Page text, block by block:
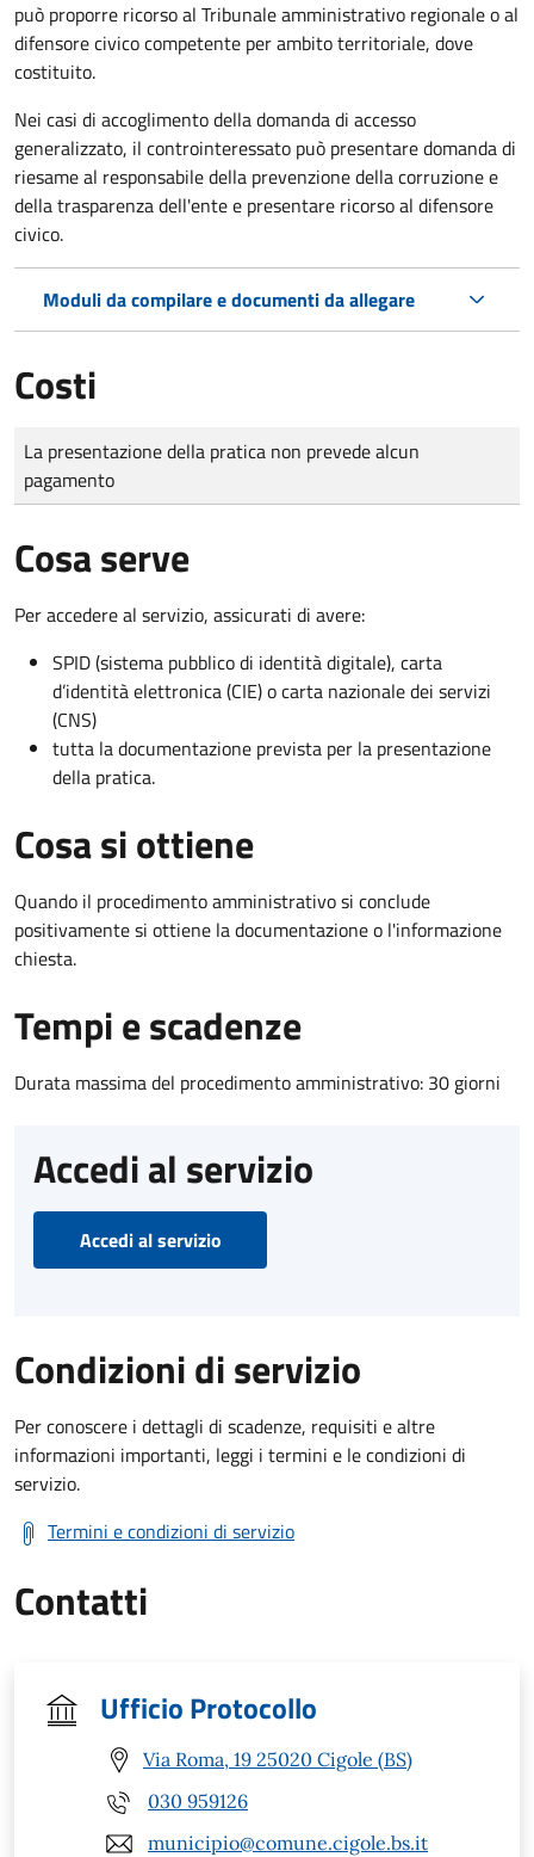
può proporre ricorso al Tribunale amministrativo regionale o al
difensore civico competente per ambito territoriale, dove
costituito.
Nei casi di accoglimento della domanda di accesso
generalizzato, il controinteressato può presentare domanda di
riesame al responsabile della prevenzione della corruzione e
della trasparenza dell'ente e presentare ricorso al difensore
civico.
Moduli da compilare e documenti da allegare
Costi
Tipo di pagamento
Importo
La presentazione della pratica non prevede alcun
pagamento
Cosa serve
Per accedere al servizio, assicurati di avere:
SPID (sistema pubblico di identità digitale), carta
d’identità elettronica (CIE) o carta nazionale dei servizi
(CNS)
tutta la documentazione prevista per la presentazione
della pratica.
Cosa si ottiene
Quando il procedimento amministrativo si conclude
positivamente si ottiene la documentazione o l'informazione
chiesta.
Tempi e scadenze
Durata massima del procedimento amministrativo: 30 giorni
Accedi al servizio
Accedi al servizio
Condizioni di servizio
Per conoscere i dettagli di scadenze, requisiti e altre
informazioni importanti, leggi i termini e le condizioni di
servizio.
Termini e condizioni di servizio
Contatti
Ufficio Protocollo
Via Roma, 19 25020 Cigole (BS)
030 959126
municipio@comune.cigole.bs.it